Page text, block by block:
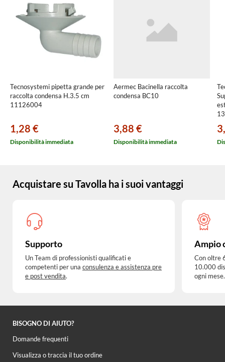
Tecnosystemi pipetta grande per
raccolta condensa H.3.5 cm
11126004
1,28 €
Disponibilità immediata
Aermec Bacinella raccolta
condensa BC10
3,88 €
Disponibilità immediata
Acquistare su Tavolla ha i suoi vantaggi
Supporto
Un Team di professionisti qualificati e
competenti per una consulenza e assistenza pre
e post vendita.
Ampio
Con oltre
10.000
ogni mese.
BISOGNO DI AIUTO?
Domande frequenti
Visualizza o traccia il tuo ordine